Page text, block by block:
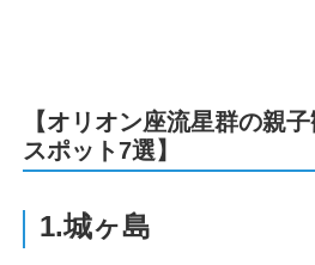
【オリオン座流星群の親
スポット7選】
1.城ヶ島